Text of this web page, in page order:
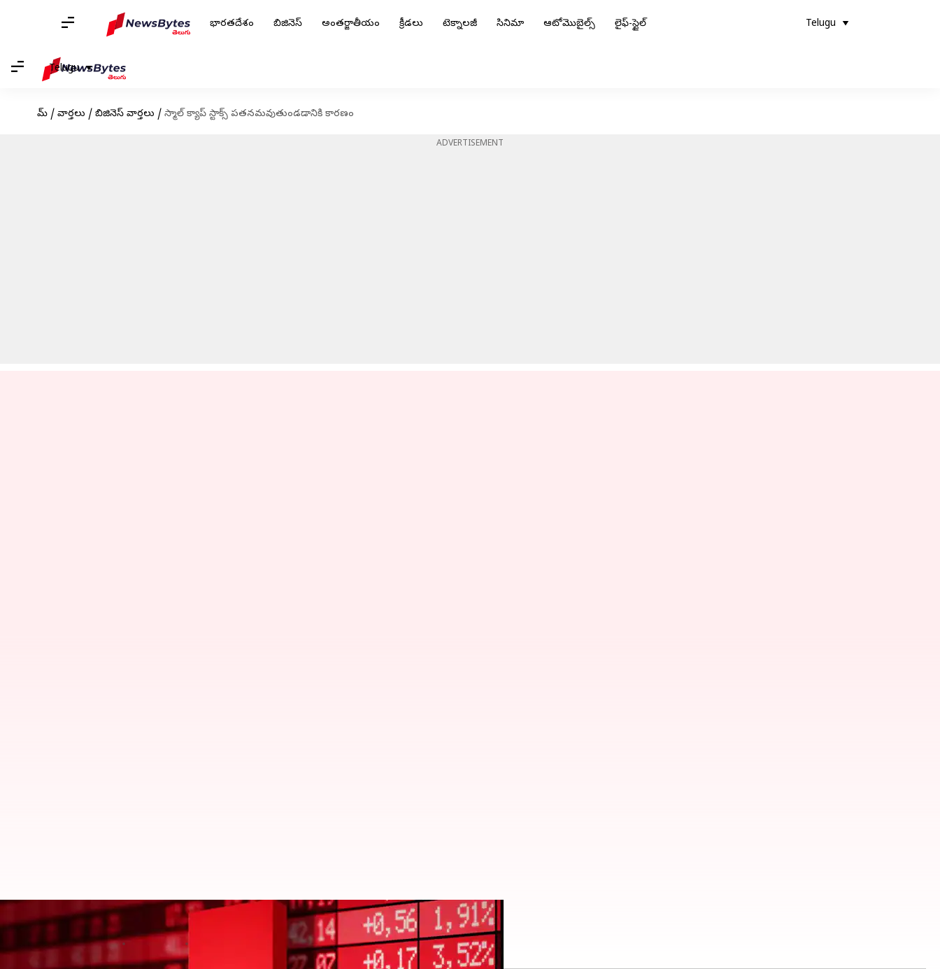
భారతదేశం బిజినెస్ అంతర్జాతీయం క్రీడలు టెక్నాలజీ సినిమా ఆటోమొబైల్స్ లైఫ్-స్టైల్ Telugu
Telugu
హోమ్ / వార్తలు / బిజినెస్ వార్తలు / స్మాల్ క్యాప్ స్టాక్స్ పతనమవుతుండడానికి కారణం
ADVERTISEMENT
స్మాల్ క్యాప్ స్టాక్స్ పతనమవుతుండడానికి కారణం
వ్రాసిన వారు Nishkala Sathivada Mar 30, 2023